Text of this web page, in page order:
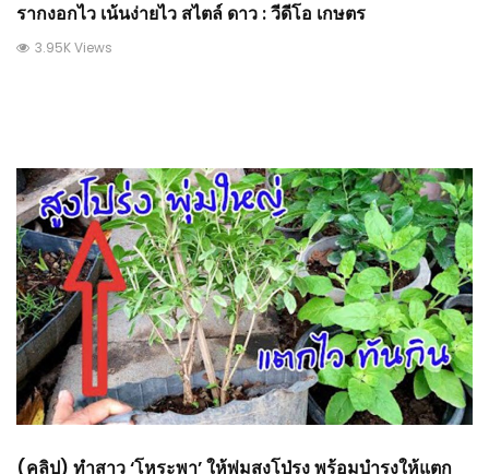
รากงอกไว เน้นง่ายไว สไตล์ ดาว : วีดีโอ เกษตร
3.95K Views
(คลิป) ทำสาว ‘โหระพา’ ให้พุ่มสูงโป่รง พร้อมบำรุงให้แตก